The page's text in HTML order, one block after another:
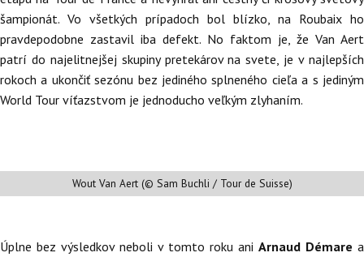
šampionát. Vo všetkých prípadoch bol blízko, na Roubaix ho
pravdepodobne zastavil iba defekt. No faktom je, že Van Aert
patrí do najelitnejšej skupiny pretekárov na svete, je v najlepších
rokoch a ukončiť sezónu bez jediného splneného cieľa a s jediným
World Tour víťazstvom je jednoducho veľkým zlyhaním.
Wout Van Aert (© Sam Buchli / Tour de Suisse)
Úplne bez výsledkov neboli v tomto roku ani Arnaud Démare a